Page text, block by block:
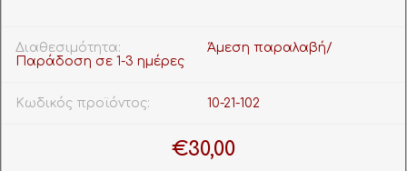
Διαθεσιμότητα:
Άμεση παραλαβή/
Παράδοση σε 1-3 ημέρες
Κωδικός προϊόντος: 10-21-102
€30,00